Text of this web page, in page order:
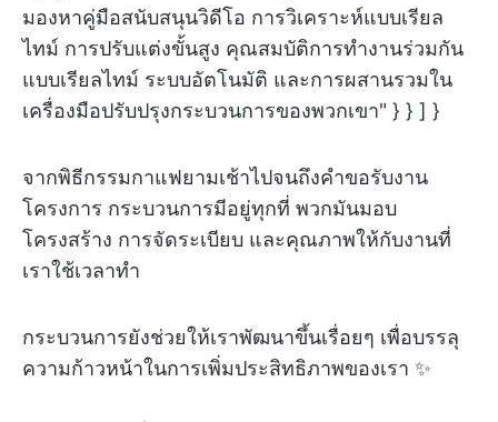
มองหาคู่มือสนับสนุนวิดีโอ การวิเคราะห์แบบเรียล
ไทม์ การปรับแต่งขั้นสูง คุณสมบัติการทำงานร่วมกัน
แบบเรียลไทม์ ระบบอัตโนมัติ และการผสานรวมใน
เครื่องมือปรับปรุงกระบวนการของพวกเขา" } } ] }
จากพิธีกรรมกาแฟยามเช้าไปจนถึงคำขอรับงาน
โครงการ กระบวนการมีอยู่ทุกที่ พวกมันมอบ
โครงสร้าง การจัดระเบียบ และคุณภาพให้กับงานที่
เราใช้เวลาทำ
กระบวนการยังช่วยให้เราพัฒนาขึ้นเรื่อยๆ เพื่อบรรลุ
ความก้าวหน้าในการเพิ่มประสิทธิภาพของเรา ✨